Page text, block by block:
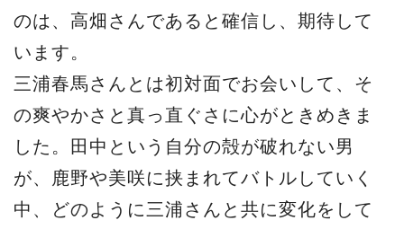
のは、高畑さんであると確信し、期待して
います。
三浦春馬さんとは初対面でお会いして、そ
の爽やかさと真っ直ぐさに心がときめきま
した。田中という自分の殻が破れない男
が、鹿野や美咲に挟まれてバトルしていく
中、どのように三浦さんと共に変化をして